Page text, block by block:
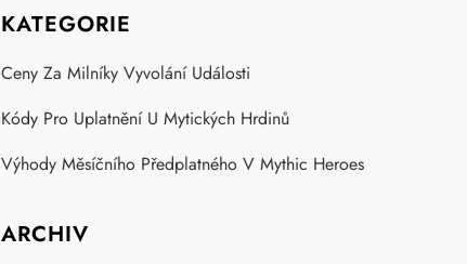
KATEGORIE
Ceny Za Milníky Vyvolání Události
Kódy Pro Uplatnění U Mytických Hrdinů
Výhody Měsíčního Předplatného V Mythic Heroes
ARCHIV